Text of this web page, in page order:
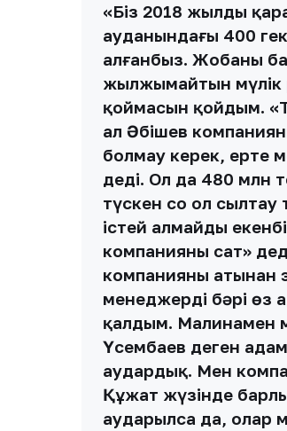
«Біз 2018 жылдың
ауданындағы 400
алғанбыз. Жобаны
жылжымайтын мүлік
қоймасын қойдым.
ал Әбішев
болмау керек, ертең
деді. Ол да 480 млн
түскен соң ол
істей алмайды
компанияны сат»
компанияның атынан
менеджердің бәрі
қалдым. Малинамен
Үсембаев деген
аудардық. Мен
Құжат жүзінде
аударылса да, олар